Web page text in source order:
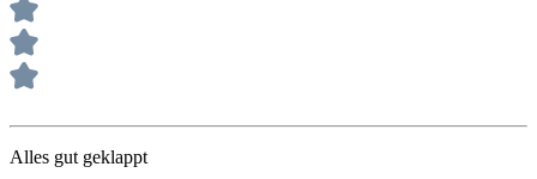
Alles gut geklappt